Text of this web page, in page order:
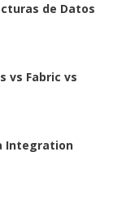
de Datos
vs Fabric vs
Integration